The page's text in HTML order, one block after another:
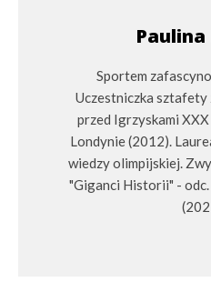
Sportem
Uczestniczka sztafety
przed Igrzyskami
Londynie (2012).
wiedzy olimpijskiej.
"Giganci Historii" -